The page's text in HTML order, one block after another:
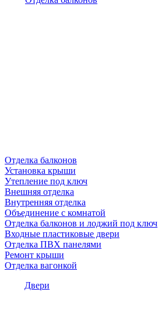
Отделка балконов
Установка крыши
Утепление под ключ
Внешняя отделка
Внутренняя отделка
Объединение с комнатой
Отделка балконов и лоджий под ключ
Входные пластиковые двери
Отделка ПВХ панелями
Ремонт крыши
Отделка вагонкой
Двери